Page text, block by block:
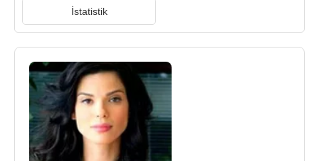
İstatistik